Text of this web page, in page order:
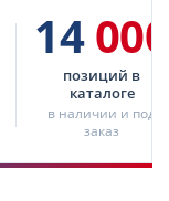
14000
позиций в
каталоге
в наличии и под
заказ